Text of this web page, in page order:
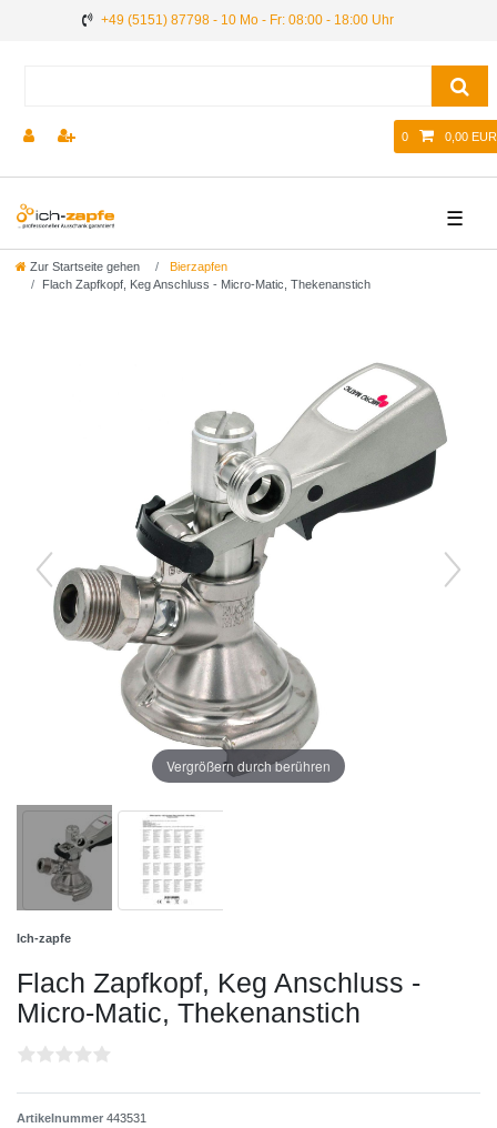
+49 (5151) 87798 - 10 Mo - Fr: 08:00 - 18:00 Uhr
0 0,00 EUR
☰
Zur Startseite gehen
Bierzapfen
Flach Zapfkopf, Keg Anschluss - Micro-Matic, Thekenanstich
Vergrößern durch berühren
Ich-zapfe
Flach Zapfkopf, Keg Anschluss -
Micro-Matic, Thekenanstich
Artikelnummer 443531